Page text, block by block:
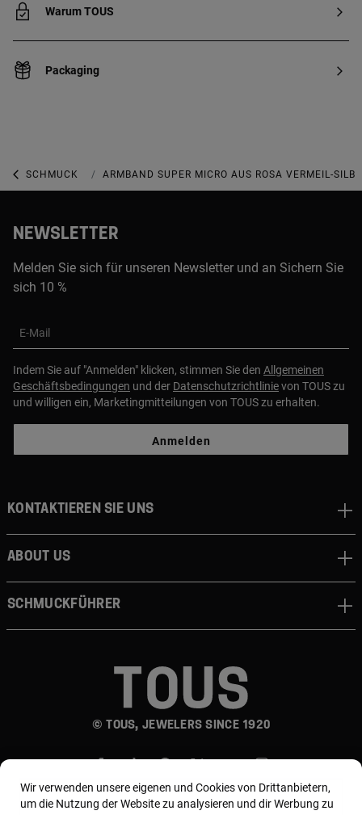
Warum TOUS
Packaging
SCHMUCK SCHMUCK MIT PERLEN
ARMBAND SUPER MICRO AUS ROSA VERMEIL-
NEWSLETTER
Melden Sie sich für unseren Newsletter und an Sichern Sie
sich 10 %
E-Mail
Indem Sie auf "Anmelden" klicken, stimmen Sie den Allgemeinen
Geschäftsbedingungen und der Datenschutzrichtlinievon TOUS zu
und willigen ein, Marketingmitteilungen von TOUS zu erhalten.
Anmelden
© TOUS, JEWELERS SINCE 1920
Kontaktieren sie uns
About us
Schmuckführer
Wir verwenden unsere eigenen und Cookies von Drittanbietern,
um die Nutzung der Website zu analysieren und dir Werbung zu